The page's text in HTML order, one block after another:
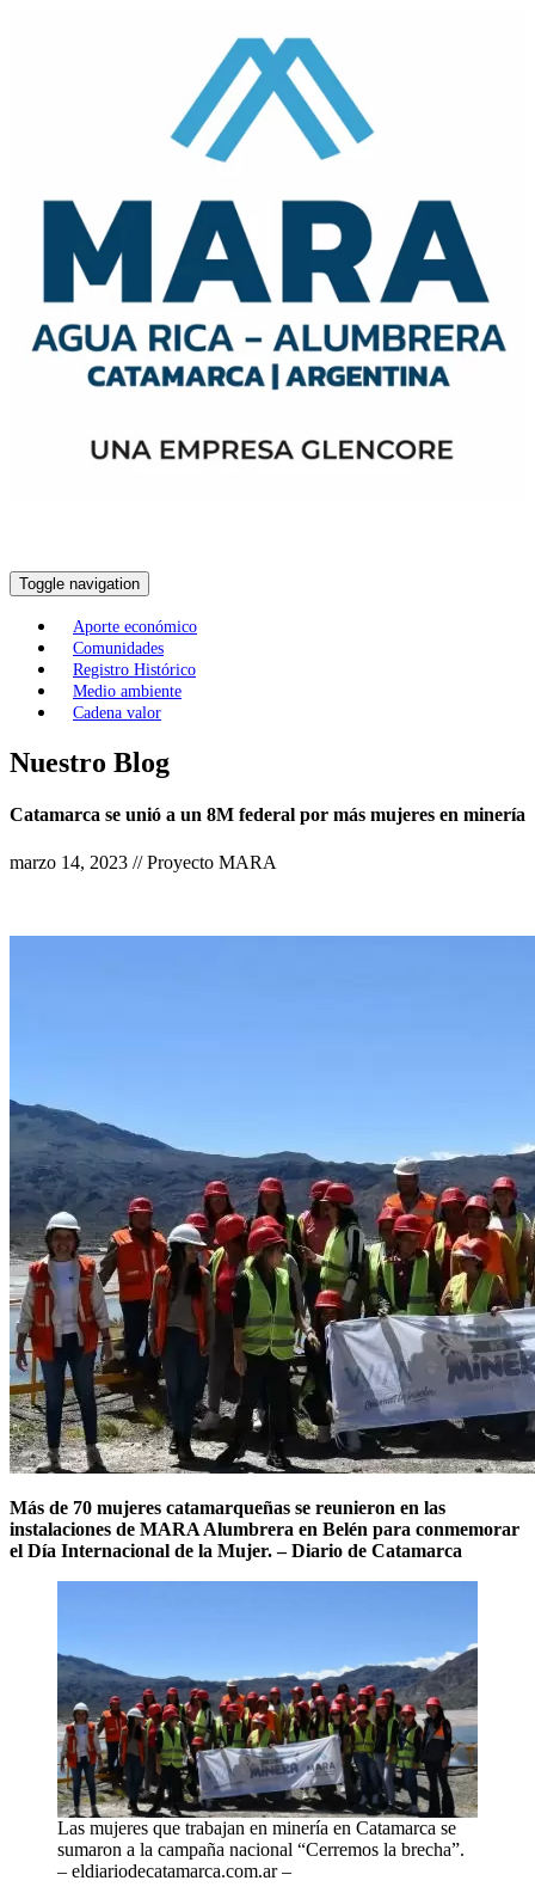
Toggle navigation
Aporte económico
Comunidades
Registro Histórico
Medio ambiente
Cadena valor
Nuestro Blog
Catamarca se unió a un 8M federal por más mujeres en minería
marzo 14, 2023 // Proyecto MARA
Más de 70 mujeres catamarqueñas se reunieron en las
instalaciones de MARA Alumbrera en Belén para conmemorar
el Día Internacional de la Mujer. – Diario de Catamarca
Las mujeres que trabajan en minería en Catamarca se
sumaron a la campaña nacional “Cerremos la brecha”.
– eldiariodecatamarca.com.ar –